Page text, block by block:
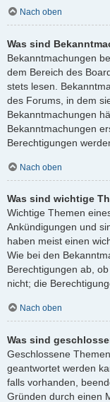
Nach oben
Was sind
Bekanntmachungen
dem Bereich des
stets lesen.
des Forums, in dem
Bekanntmachungen
Bekanntmachungen
Berechtigungen
Nach oben
Was sind wichtige
Wichtige Themen
Ankündigungen und
haben meist einen
Wie bei den
Berechtigungen ab,
nicht; die
Nach oben
Was sind
Geschlossene
geantwortet werden
falls vorhanden,
Gründen durch einen